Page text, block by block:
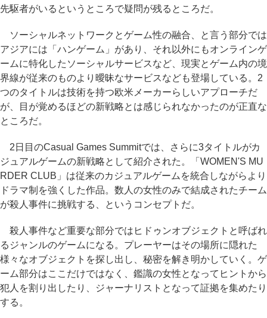
先駆者がいるというところで疑問が残るところだ。
ソーシャルネットワークとゲーム性の融合、と言う部分では
アジアには「ハンゲーム」があり、それ以外にもオンラインゲ
ームに特化したソーシャルサービスなど、現実とゲーム内の境
界線が従来のものより曖昧なサービスなども登場している。2
つのタイトルは技術を持つ欧米メーカーらしいアプローチだ
が、目が覚めるほどの新戦略とは感じられなかったのが正直な
ところだ。
2日目のCasual Games Summitでは、さらに3タイトルがカ
ジュアルゲームの新戦略として紹介された。「WOMEN'S MU
RDER CLUB」は従来のカジュアルゲームを統合しながらより
ドラマ制を強くした作品。数人の女性のみで結成されたチーム
が殺人事件に挑戦する、というコンセプトだ。
殺人事件など重要な部分ではヒドゥンオブジェクトと呼ばれ
るジャンルのゲームになる。プレーヤーはその場所に隠れた
様々なオブジェクトを探し出し、秘密を解き明かしていく。ゲ
ーム部分はここだけではなく、鑑識の女性となってヒントから
犯人を割り出したり、ジャーナリストとなって証拠を集めたり
する。